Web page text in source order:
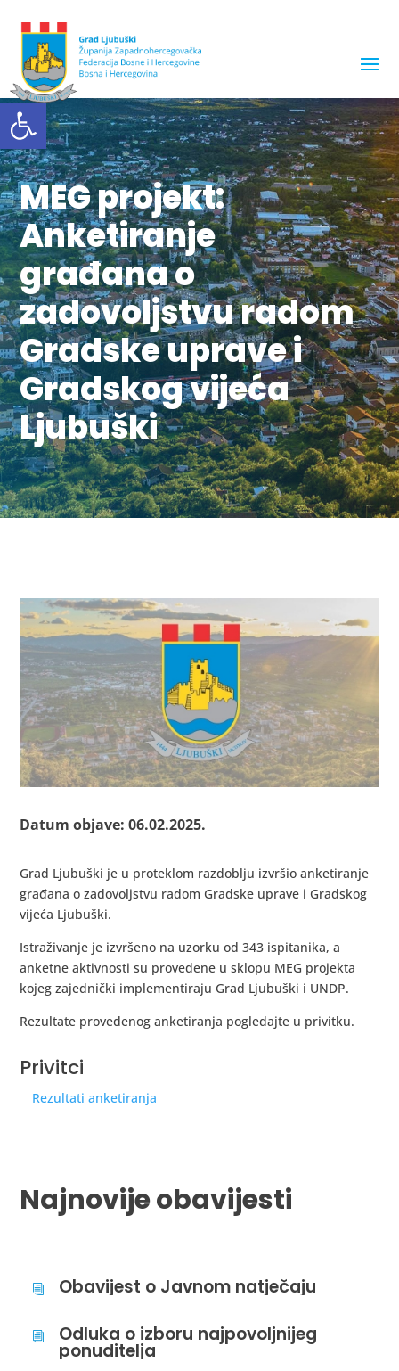
MEG projekt:
Anketiranje
građana o
zadovoljstvu radom
Gradske uprave i
Gradskog vijeća
Ljubuški
Datum objave: 06.02.2025.
Grad Ljubuški je u proteklom razdoblju izvršio anketiranje
građana o zadovoljstvu radom Gradske uprave i Gradskog
vijeća Ljubuški.
Istraživanje je izvršeno na uzorku od 343 ispitanika, a
anketne aktivnosti su provedene u sklopu MEG projekta
kojeg zajednički implementiraju Grad Ljubuški i UNDP.
Rezultate provedenog anketiranja pogledajte u privitku.
Privitci
Rezultati anketiranja
Najnovije obavijesti
i Obavijest o Javnom natječaju
i Odluka o izboru najpovoljnijeg
ponuditelja
Open toolbar